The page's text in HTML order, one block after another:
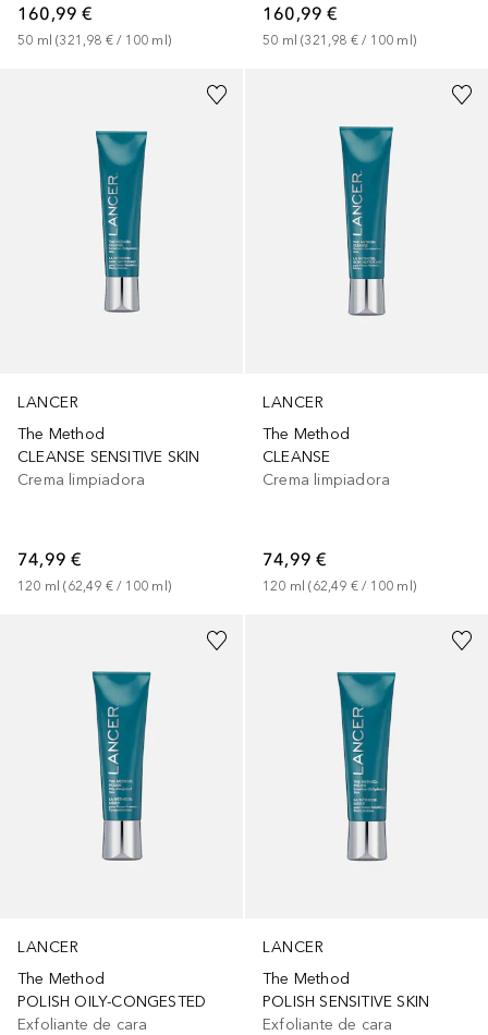
160,99 €
50 ml (321,98 € / 100 ml )
160,99 €
50 ml (321,98 € / 100 ml )
LANCER
The Method
CLEANSE SENSITIVE SKIN
Crema limpiadora
74,99 €
120 ml (62,49 € / 100 ml)
LANCER
The Method
CLEANSE
Crema limpiadora
74,99 €
120 ml (62,49 € / 100 ml)
LANCER
The Method
POLISH OILY-CONGESTED
Exfoliante de cara
LANCER
The Method
POLISH SENSITIVE SKIN
Exfoliante de cara